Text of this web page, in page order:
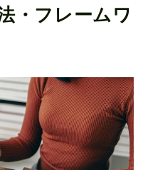
・フレームワ